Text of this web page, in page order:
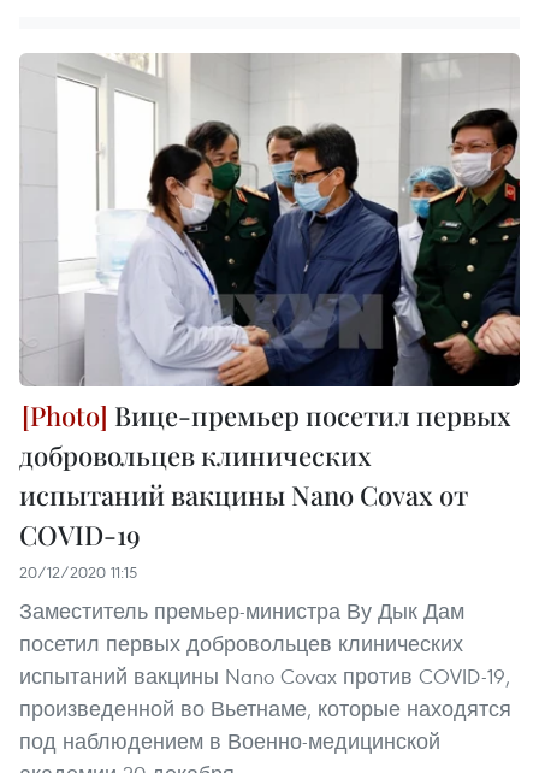
Вице-премьер посетил первых
добровольцев клинических
испытаний вакцины Nano Covax от
COVID-19
20/12/2020 11:15
Заместитель премьер-министра Ву Дык Дам
посетил первых добровольцев клинических
испытаний вакцины Nano Covax против COVID-19,
произведенной во Вьетнаме, которые находятся
под наблюдением в Военно-медицинской